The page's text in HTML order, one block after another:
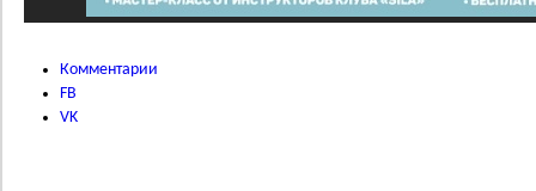
Комментарии
FB
VK